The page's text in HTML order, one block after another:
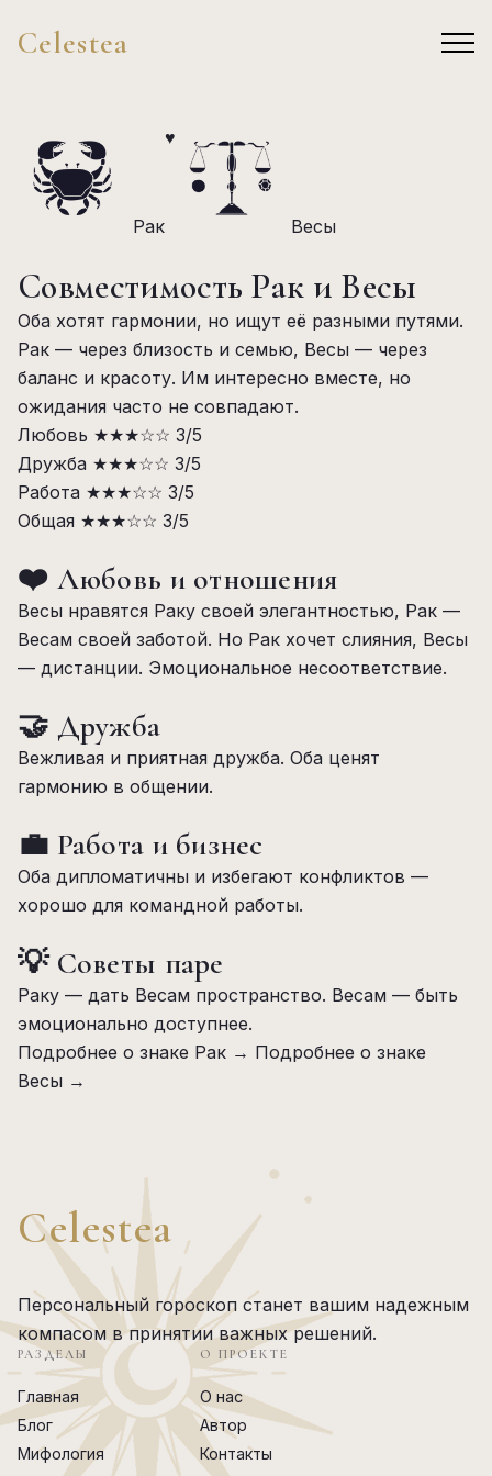
Celestea
Рак
♥
Весы
Совместимость Рак и Весы
Оба хотят гармонии, но ищут её разными путями.
Рак — через близость и семью, Весы — через
баланс и красоту. Им интересно вместе, но
ожидания часто не совпадают.
Любовь ★★★☆☆ 3/5
Дружба ★★★☆☆ 3/5
Работа ★★★☆☆ 3/5
Общая ★★★☆☆ 3/5
❤️ Любовь и отношения
Весы нравятся Раку своей элегантностью, Рак —
Весам своей заботой. Но Рак хочет слияния, Весы
— дистанции. Эмоциональное несоответствие.
🤝 Дружба
Вежливая и приятная дружба. Оба ценят
гармонию в общении.
💼 Работа и бизнес
Оба дипломатичны и избегают конфликтов —
хорошо для командной работы.
💡 Советы паре
Раку — дать Весам пространство. Весам — быть
эмоционально доступнее.
Подробнее о знаке Рак → Подробнее о знаке
Весы →
Celestea
Персональный гороскоп станет вашим надежным
компасом в принятии важных решений.
РАЗДЕЛЫ
Главная
Блог
Мифология
О ПРОЕКТЕ
О нас
Автор
Контакты